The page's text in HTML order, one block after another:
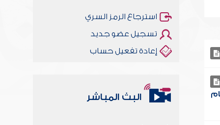
استرجاع الرمز السري
تسجيل عضو جديد
إعادة تفعيل حساب
البث المباشر